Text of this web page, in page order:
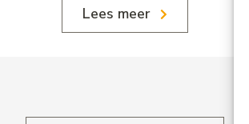
Lees meer